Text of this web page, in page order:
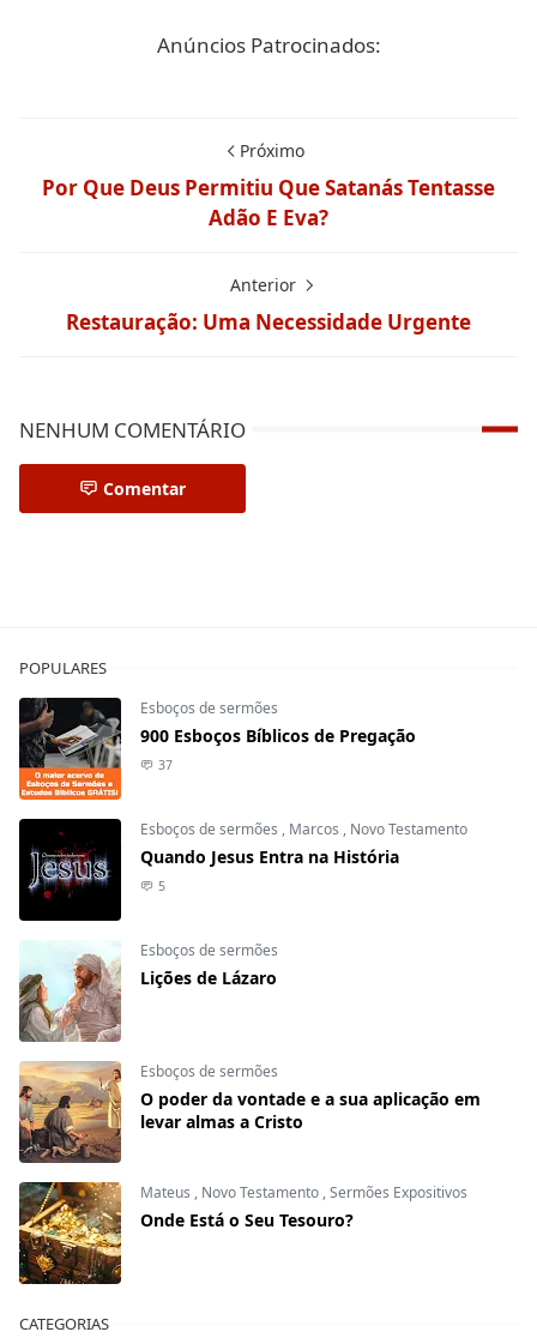
Anúncios Patrocinados:
Próximo
Por Que Deus Permitiu Que Satanás Tentasse
Adão E Eva?
Anterior
Restauração: Uma Necessidade Urgente
NENHUM COMENTÁRIO
Comentar
POPULARES
Esboços de sermões
900 Esboços Bíblicos de Pregação
37
Esboços de sermões , Marcos , Novo Testamento
Quando Jesus Entra na História
5
Esboços de sermões
Lições de Lázaro
Esboços de sermões
O poder da vontade e a sua aplicação em
levar almas a Cristo
Mateus , Novo Testamento ,Sermões Expositivos
Onde Está o Seu Tesouro?
CATEGORIAS